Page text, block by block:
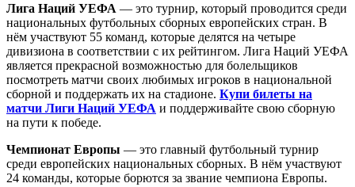
Лига Наций УЕФА — это турнир, который проводится среди
национальных футбольных сборных европейских стран. В
нём участвуют 55 команд, которые делятся на четыре
дивизиона в соответствии с их рейтингом. Лига Наций УЕФА
является прекрасной возможностью для болельщиков
посмотреть матчи своих любимых игроков в национальной
сборной и поддержать их на стадионе. Купи билеты на
матчи Лиги Наций УЕФА и поддерживайте свою сборную
на пути к победе.
Чемпионат Европы — это главный футбольный турнир
среди европейских национальных сборных. В нём участвуют
24 команды, которые борются за звание чемпиона Европы.